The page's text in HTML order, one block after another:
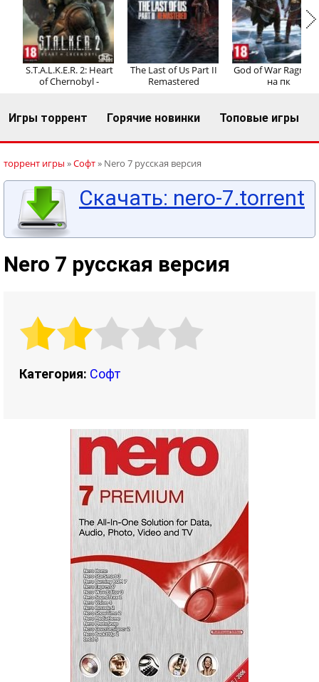
Регистрация Вход
S.T.A.L.K.E.R. 2: Heart
of Chernobyl -
The Last of Us Part II
Remastered
God of War
на пк
Игры торрент Горячие новинки Топовые игры
торрент игры »Софт» Nero 7 русская версия
Скачать: nero-7.torrent
Nero 7 русская версия
Категория: Софт